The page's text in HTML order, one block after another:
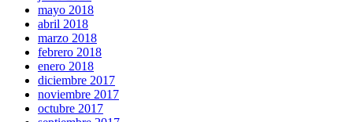
mayo 2018
abril 2018
marzo 2018
febrero 2018
enero 2018
diciembre 2017
noviembre 2017
octubre 2017